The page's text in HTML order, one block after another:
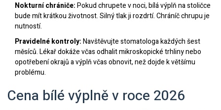
Nokturní chrániče:Pokud chrupete v noci, bílá výplň na stoličce
bude mít krátkou životnost. Silný tlak ji rozdrtí. Chráníč chrupu je
nutností.
Pravidelné kontroly:Navštěvujte stomatologa každých šest
měsíců. Lékař dokáže včas odhalit mikroskopické trhliny nebo
opotřebení okrajů a výplň včas obnovit, než dojde k většímu
problému.
Cena bílé výplně v roce 2026